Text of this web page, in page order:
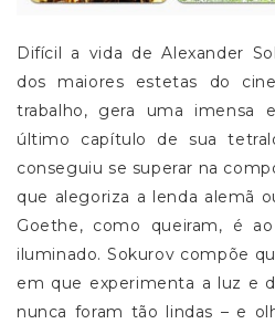
Difícil a vida de Alexander
dos maiores estetas do
trabalho, gera uma imensa
último capítulo de sua
conseguiu se superar na
que alegoriza a lenda alemã
Goethe, como queiram, é
iluminado. Sokurov compõe
em que experimenta a luz e
nunca foram tão lindas – e